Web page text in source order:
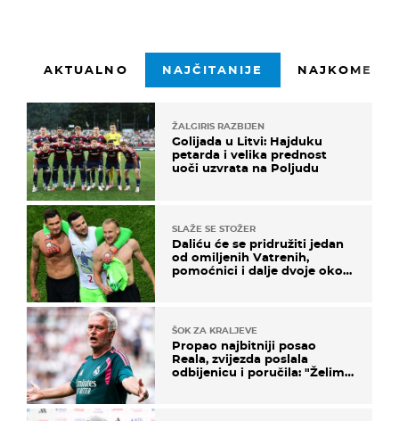
AKTUALNO NAJČITANIJE
ŽALGIRIS RAZBIJEN
Golijada u Litvi: Hajduku
petarda i velika prednost
uoči uzvrata na Poljudu
SLAŽE SE STOŽER
Daliću će se pridružiti jedan
od omiljenih Vatrenih,
pomoćnici i dalje dvoje oko
ŠOK ZA KRALJEVE
Propao najbitniji posao
Reala, zvijezda poslala
odbijenicu i poručila: "Želim